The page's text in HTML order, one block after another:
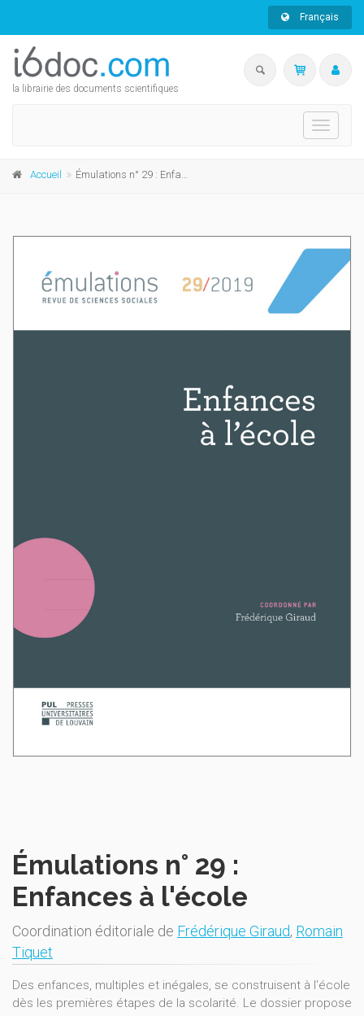
Français
la librairie des documents scientifiques
Toggle
Accueil Émulations n° 29 : Enfances à l'école
Émulations n° 29 :
Enfances à l'école
Coordination éditoriale de Frédérique Giraud, Romain
Tiquet
Des enfances, multiples et inégales, se construisent à l'école
dès les premières étapes de la scolarité. Le dossier propose